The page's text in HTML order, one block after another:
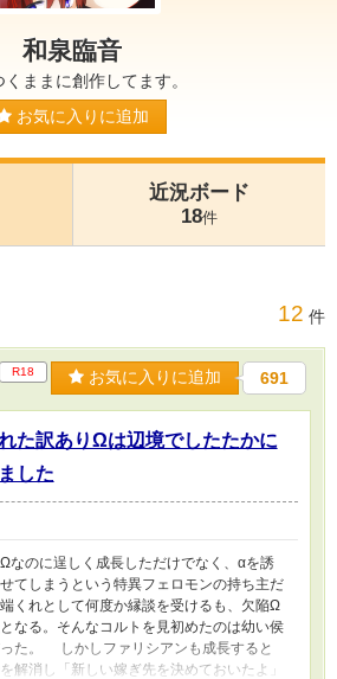
和泉臨音
くままに創作してます。
お気に入りに追加
近況ボード
18件
12 件
R18 お気に入りに追加 691
た訳ありΩは辺境でしたたかに
した
のに逞しく成長しただけでなく、αを誘
てしまうという特異フェロモンの持ち主だ
くれとして何度か縁談を受けるも、欠陥Ω
なる。そんなコルトを見初めたのは幼い侯
た。 しかしファリシアンも成長すると
解消し「新しい嫁ぎ先を決めておいたよ」